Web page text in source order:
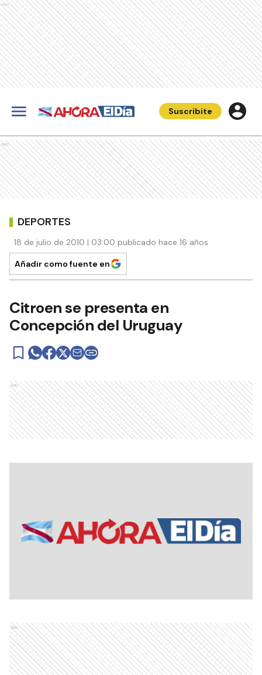
Ads
Suscribite
Ads
DEPORTES
18 de julio de 2010 | 03:00 publicado hace 16 años
Añadir como fuente en
Citroen se presenta en
Concepción del Uruguay
Ads
Ads